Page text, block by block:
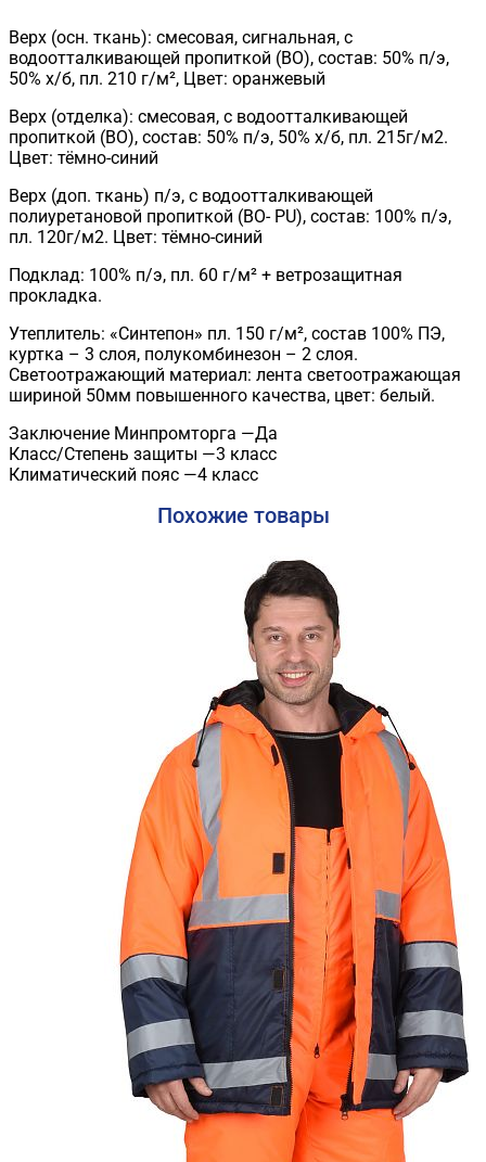
Верх (осн. ткань): смесовая, сигнальная, с
водоотталкивающей пропиткой (ВО), состав: 50% п/э,
50% х/б, пл. 210 г/м², Цвет: оранжевый
Верх (отделка): смесовая, с водоотталкивающей
пропиткой (ВО), состав: 50% п/э, 50% х/б, пл. 215г/м2.
Цвет: тёмно-синий
Верх (доп. ткань) п/э, с водоотталкивающей
полиуретановой пропиткой (ВО- PU), состав: 100% п/э,
пл. 120г/м2. Цвет: тёмно-синий
Подклад: 100% п/э, пл. 60 г/м² + ветрозащитная
прокладка.
Утеплитель: «Синтепон» пл. 150 г/м², состав 100% ПЭ,
куртка – 3 слоя, полукомбинезон – 2 слоя.
Светоотражающий материал: лента светоотражающая
шириной 50мм повышенного качества, цвет: белый.
Заключение Минпромторга —Да
Класс/Степень защиты —3 класс
Климатический пояс —4 класс
Похожие товары